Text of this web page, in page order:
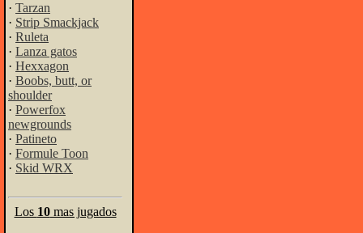
· Tarzan
· Strip Smackjack
· Ruleta
· Lanza gatos
· Hexxagon
· Boobs, butt, or
shoulder
· Powerfox
newgrounds
· Patineto
· Formule Toon
· Skid WRX
Los 10mas jugados